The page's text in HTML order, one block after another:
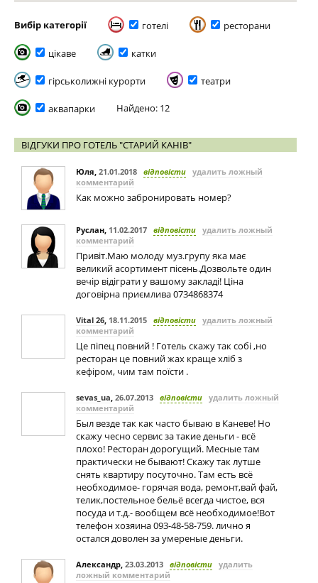
Вибір категорії готелі ресторани
цікаве катки
гірськолижні курорти театри
аквапарки Найдено: 12
ВІДГУКИ ПРО ГОТЕЛЬ "СТАРИЙ КАНІВ"
Юля, 21.01.2018 відповісти удалить ложный
комментарий
Как можно забронировать номер?
Руслан, 11.02.2017 відповісти удалить ложный
комментарий
Привіт.Маю молоду муз.групу яка має
великий асортимент пісень.Дозвольте один
вечір відіграти у вашому закладі! Ціна
договірна приємлива 0734868374
Vital 26, 18.11.2015 відповісти удалить ложный
комментарий
Це піпец повний ! Готель скажу так собі ,но
ресторан це повний жах краще хліб з
кефіром, чим там поїсти .
sevas_ua, 26.07.2013 відповісти удалить ложный
комментарий
Был везде так как часто бываю в Каневе! Но
скажу чесно сервис за такие деньги - всё
плохо! Ресторан дорогущий. Месные там
практически не бывают! Скажу так лутше
снять квартиру посуточно. Там есть всё
необходимое- горячая вода, ремонт,вай фай,
телик,постельное бельё всегда чистое, вся
посуда и т.д.- вообщем всё необходимое!Вот
телефон хозяина 093-48-58-759. лично я
остался доволен за умереные деньги.
Александр, 23.03.2013 відповісти удалить
ложный комментарий